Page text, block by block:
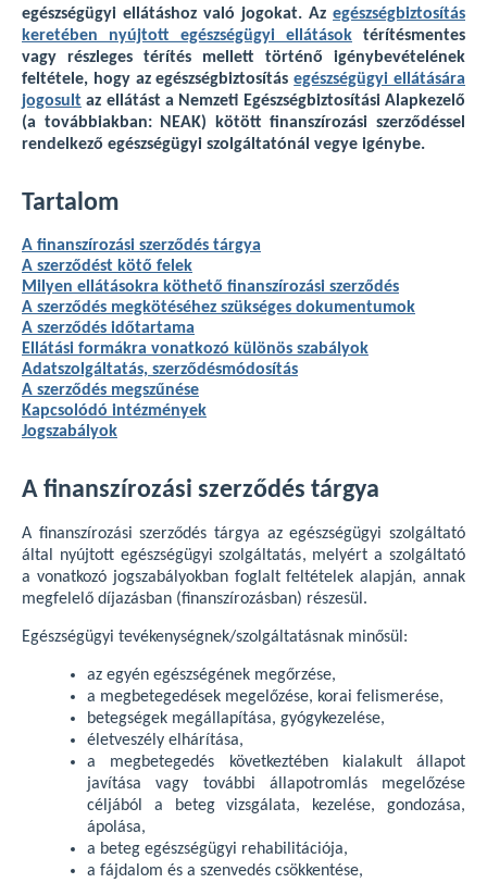
egészségügyi ellátáshoz való jogokat. Az egészségbiztosítás
keretében nyújtott egészségügyi ellátások térítésmentes
vagy részleges térítés mellett történő igénybevételének
feltétele, hogy az egészségbiztosításegészségügyi ellátására
jogosult az ellátást a Nemzeti Egészségbiztosítási Alapkezelő
(a továbbiakban: NEAK) kötött finanszírozási szerződéssel
rendelkező egészségügyi szolgáltatónál vegye igénybe.
Tartalom
A finanszírozási szerződés tárgya
A szerződést kötő felek
Milyen ellátásokra köthető finanszírozási szerződés
A szerződés megkötéséhez szükséges dokumentumok
A szerződés időtartama
Ellátási formákra vonatkozó különös szabályok
Adatszolgáltatás, szerződésmódosítás
A szerződés megszűnése
Kapcsolódó intézmények
Jogszabályok
A finanszírozási szerződés tárgya
A finanszírozási szerződés tárgya az egészségügyi szolgáltató
által nyújtott egészségügyi szolgáltatás, melyért a szolgáltató
a vonatkozó jogszabályokban foglalt feltételek alapján, annak
megfelelő díjazásban (finanszírozásban) részesül.
Egészségügyi tevékenységnek/szolgáltatásnak minősül:
az egyén egészségének megőrzése,
a megbetegedések megelőzése, korai felismerése,
betegségek megállapítása, gyógykezelése,
életveszély elhárítása,
a megbetegedés következtében kialakult állapot
javítása vagy további állapotromlás megelőzése
céljából a beteg vizsgálata, kezelése, gondozása,
ápolása,
a beteg egészségügyi rehabilitációja,
a fájdalom és a szenvedés csökkentése,